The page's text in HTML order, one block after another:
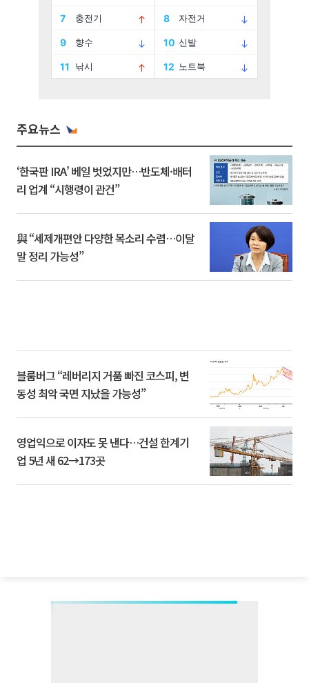
주요뉴스
‘한국판 IRA’ 베일 벗었지만…반도체·배터
리 업계 “시행령이 관건”
與 “세제개편안 다양한 목소리 수렴…이달
말 정리 가능성”
블룸버그 “레버리지 거품 빠진 코스피, 변
동성 최악 국면 지났을 가능성”
영업익으로 이자도 못 낸다…건설 한계기
업 5년 새 62→173곳